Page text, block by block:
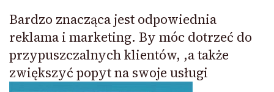
Bardzo znacząca jest odpowiednia
reklama i marketing. By móc dotrzeć do
przypuszczalnych klientów, ,a także
zwiększyć popyt na swoje usługi